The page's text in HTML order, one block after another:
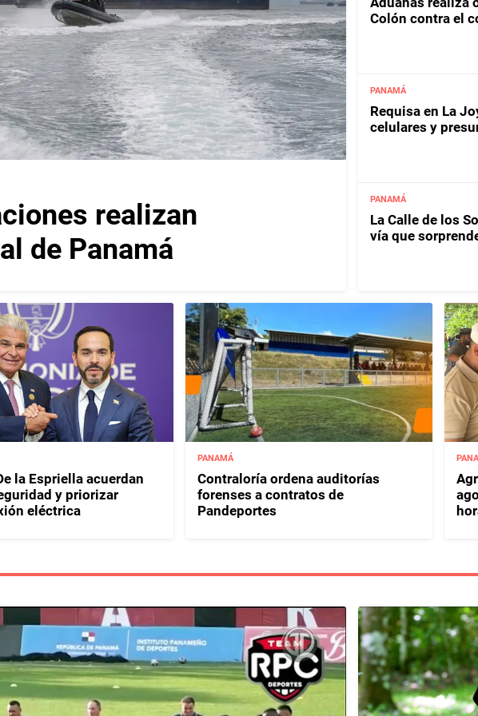
realizan
de Panamá
Colón contra el
PANAMÁ
Requisa en La
celulares y
PANAMÁ
La Calle de los
vía que
la Espriella acuerdan
y priorizar
eléctrica
PANAMÁ
Contraloría ordena auditorías
forenses a contratos de
Pandeportes